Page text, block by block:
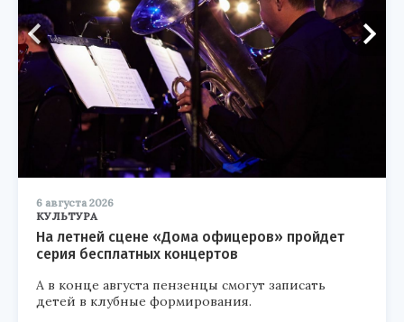
6 августа 2026
КУЛЬТУРА
На летней сцене «Дома офицеров» пройдет
серия бесплатных концертов
А в конце августа пензенцы смогут записать
детей в клубные формирования.